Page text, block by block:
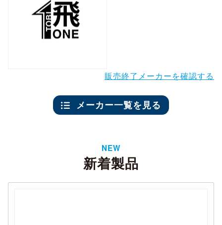
販売終了メーカーを確認する
メーカー一覧を見る
NEW
新着製品